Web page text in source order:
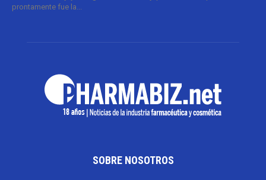
prontamente fue la...
SOBRE NOSOTROS